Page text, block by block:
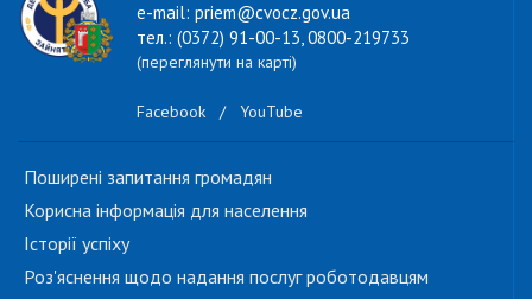
e-mail: priem@cvocz.gov.ua
тел.: (0372) 91-00-13, 0800-219733
(переглянути на карті)
Facebook / YouTube
Поширені запитання громадян
Корисна інформація для населення
Історії успіху
Роз'яснення щодо надання послуг роботодавцям